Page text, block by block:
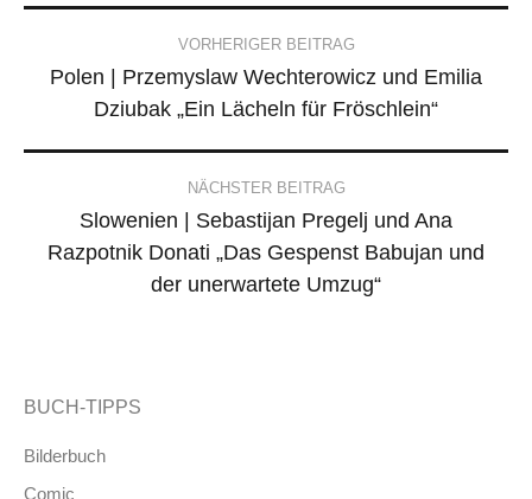
navigation
VORHERIGER BEITRAG
Polen | Przemyslaw Wechterowicz und Emilia
Dziubak „Ein Lächeln für Fröschlein“
NÄCHSTER BEITRAG
Slowenien | Sebastijan Pregelj und Ana
Razpotnik Donati „Das Gespenst Babujan und
der unerwartete Umzug“
BUCH-TIPPS
Bilderbuch
Comic